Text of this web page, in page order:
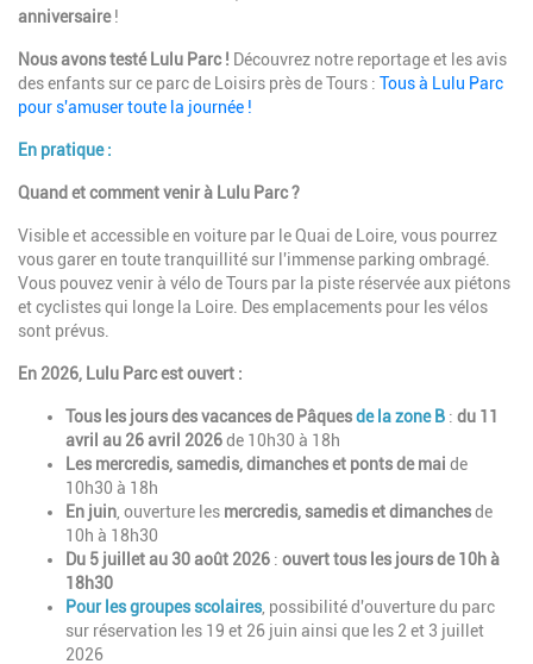
anniversaire!
Nous avons testé Lulu Parc ! Découvrez notre reportage et les avis
des enfants sur ce parc de Loisirs près de Tours : Tous à Lulu Parc
pour s'amuser toute la journée !
En pratique :
Quand et comment venir à Lulu Parc ?
Visible et accessible en voiture par le Quai de Loire, vous pourrez
vous garer en toute tranquillité sur l'immense parking ombragé.
Vous pouvez venir à vélo de Tours par la piste réservée aux piétons
et cyclistes qui longe la Loire. Des emplacements pour les vélos
sont prévus.
En 2026, Lulu Parc est ouvert :
Tous les jours des vacances de Pâquesde la zone B : du 11
avril au 26 avril 2026de 10h30 à 18h
Les mercredis, samedis, dimancheset ponts de mai de
10h30 à 18h
En juin , ouverture les mercredis, samedis et dimanchesde
10h à 18h30
Du 5 juillet au 30 août 2026 : ouvert tous les joursde 10h à
18h30
Pour les groupes scolaires, possibilité d'ouverture du parc
sur réservation les 19 et 26 juin ainsi que les 2 et 3 juillet
2026